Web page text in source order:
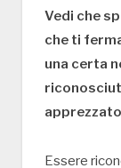
Vedi che
che ti
una certa
Essere